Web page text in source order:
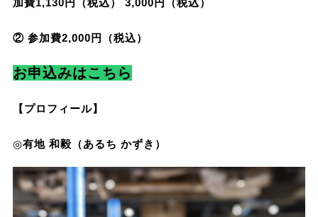
加費1,130円（税込） 3,000円（税込）
② 参加費2,000円（税込）
お申込みはこちら
【プロフィール】
◎有地 和毅（あるち かずき）